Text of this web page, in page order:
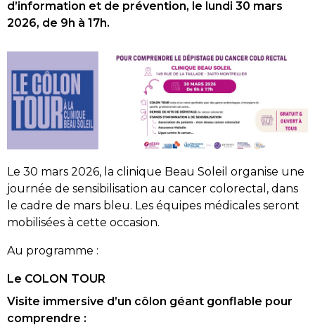
d’information et de prévention, le lundi 30 mars
2026, de 9h à 17h.
Le 30 mars 2026, la clinique Beau Soleil organise une
journée de sensibilisation au cancer colorectal, dans
le cadre de mars bleu. Les équipes médicales seront
mobilisées à cette occasion.
Au programme :
Le COLON TOUR
Visite immersive d’un côlon géant gonflable pour
comprendre :